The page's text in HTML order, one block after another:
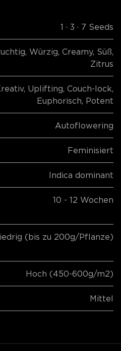
1 · 3 · 7 Seeds
, Würzig, Creamy, Süß,
Zitrus
, Uplifting, Couch-lock,
Euphorisch, Potent
Autoflowering
Feminisiert
Indica dominant
10 - 12 Wochen
(bis zu 200g/Pflanze)
Hoch (450-600g/m2)
Mittel